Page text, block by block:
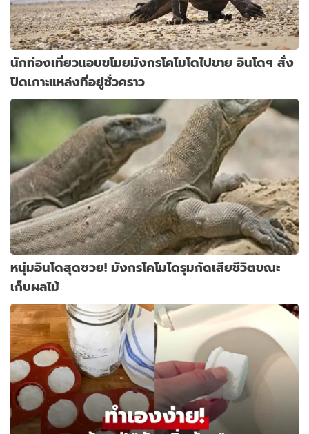
นักท่องเที่ยวแอบขโมยมังกรโคโมโดไปขาย อินโดฯ สั่ง
ปิดเกาะแหล่งที่อยู่ชั่วคราว
หนุ่มอินโดสุดซวย! มังกรโคโมโดรุมกัดเสียชีวิตขณะ
เก็บผลไม้